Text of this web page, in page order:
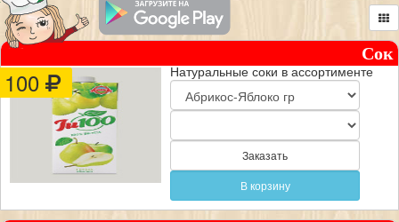
Сок
100 Натуральные соки в ассортименте
Заказать
В корзину